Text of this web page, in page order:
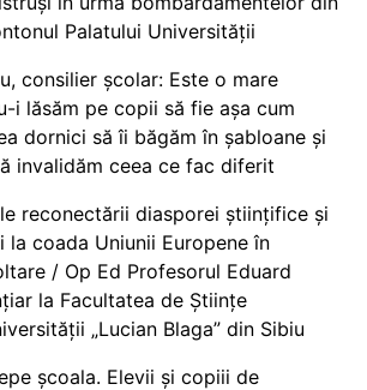
Palatului Universității
consilier școlar: Este o mare
i lăsăm pe copii să fie așa cum
dornici să îi băgăm în șabloane și
invalidăm ceea ce fac diferit
reconectării diasporei științifice și
la coada Uniunii Europene în
/ Op Ed Profesorul Eduard
la Facultatea de Științe
„Lucian Blaga” din Sibiu
școala. Elevii și copiii de